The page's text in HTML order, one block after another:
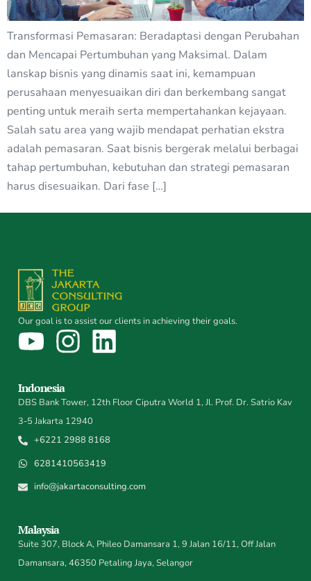
Transformasi Pemasaran: Beradaptasi dengan Perubahan
dan Mencapai Pertumbuhan yang Maksimal. Dalam
lanskap bisnis yang dinamis saat ini, kemampuan
perusahaan menyesuaikan diri dan berkembang sangat
penting untuk meraih serta mempertahankan kejayaan.
Salah satu area yang wajib mendapat perhatian ekstra
adalah pemasaran. Saat bisnis bergerak melalui berbagai
tahap pertumbuhan, kebutuhan dan strategi pemasaran
harus disesuaikan. Dari fase […]
Our goal is to assist our clients in achieving their goals.
Indonesia
DBS Bank Tower, 12th Floor Ciputra World 1, Jl. Prof. Dr. Satrio Kav
3-5 Jakarta 12940
+6221 2988 8168
6281410563419
info@jakartaconsulting.com
Malaysia
Suite 307, Block A, Phileo Damansara 1, 9 Jalan 16/11, Off Jalan
Damansara, 46350 Petaling Jaya, Selangor